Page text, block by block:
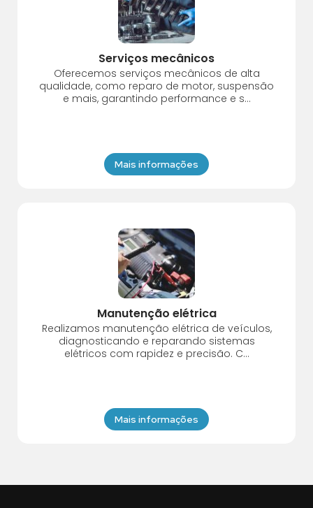
Serviços mecânicos
Oferecemos serviços mecânicos de alta
qualidade, como reparo de motor, suspensão
e mais, garantindo performance e s...
Mais informações
Manutenção elétrica
Realizamos manutenção elétrica de veículos,
diagnosticando e reparando sistemas
elétricos com rapidez e precisão. C...
Mais informações